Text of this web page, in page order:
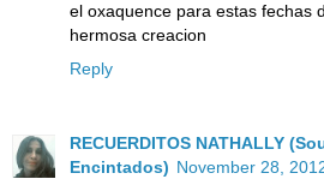
el oxaquence para estas fechas
hermosa creacion
Reply
RECUERDITOS NATHALLY
Encintados) November 28,